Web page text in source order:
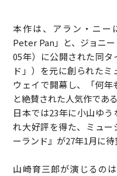
本作は、アラン・ニー
Peter Pan」と、ジョニ
05年）に公開された同
ド」）を元に創られた
ウェイで開幕し、「何年
と絶賛された人気作である
日本では23年に小山ゆ
れ大好評を得た、ミュ
ーランド』が27年1月に待
山崎育三郎が演じるの